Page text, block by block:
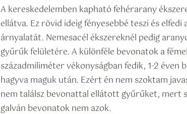
A kereskedelemben kapható fehérarany
ellátva. Ez rövid ideig fényesebbé teszi és
árnyalatát. Nemesacél ékszereknél pedig
gyűrűk felületére. A különféle bevonatok a
századmiliméter vékonyságban fedik, 1-2 éven
hagyva maguk után. Ezért én nem szoktam
nem találsz bevonattal ellátott gyűrűket, mert
galván bevonatok nem azok.